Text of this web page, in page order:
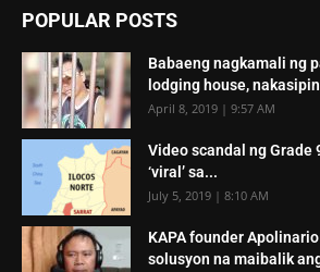
POPULAR POSTS
Babaeng nagkamali ng
lodging house,
April 8, 2019 | 9:57 AM
Video scandal ng Grade
‘viral’ sa...
July 5, 2019 | 8:10 AM
KAPA founder
solusyon na maibalik